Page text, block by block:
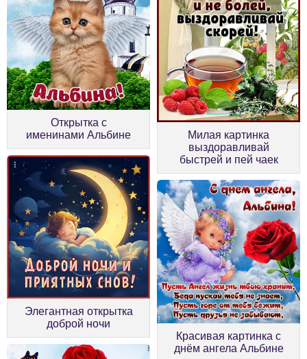
Открытка с
именинами Альбине
Милая картинка
выздоравливай
быстрей и пей чаек
Элегантная открытка
доброй ночи
Красивая картинка с
днём ангела Альбине